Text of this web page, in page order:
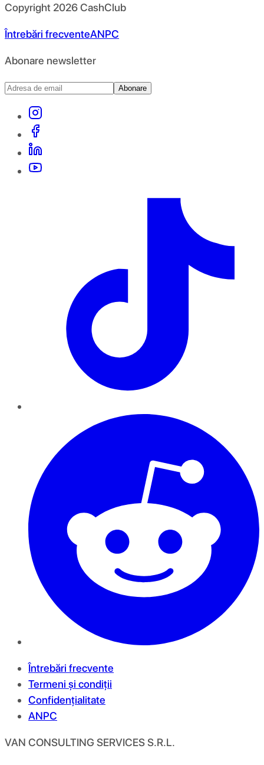
Copyright 2026CashClub
Întrebări frecventeANPC
Abonare newsletter
Abonare
Întrebări frecvente
Termeni și condiții
Confidențialitate
ANPC
VAN CONSULTING SERVICES S.R.L.